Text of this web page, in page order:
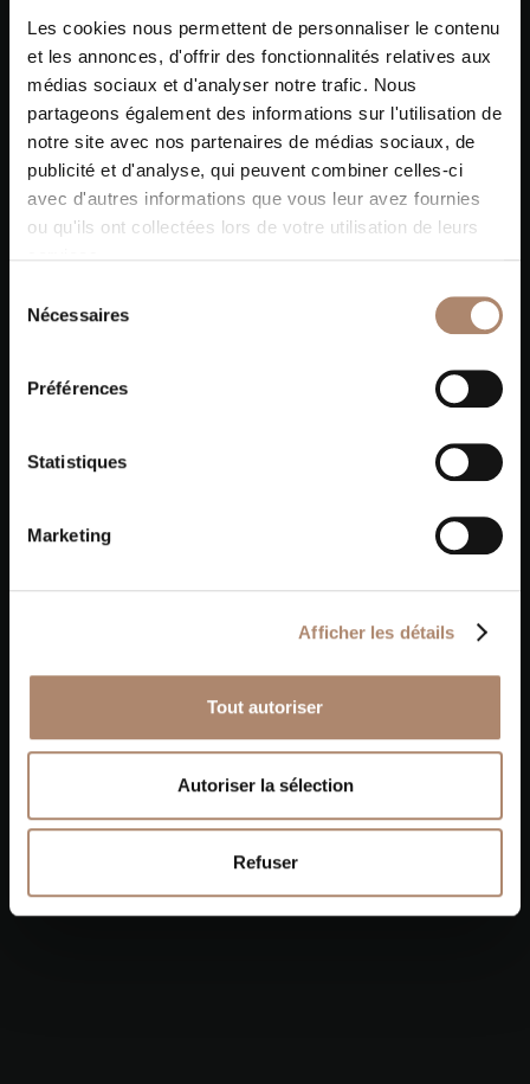
Les cookies nous permettent de personnaliser le contenu
et les annonces, d'offrir des fonctionnalités relatives aux
médias sociaux et d'analyser notre trafic. Nous
partageons également des informations sur l'utilisation de
notre site avec nos partenaires de médias sociaux, de
publicité et d'analyse, qui peuvent combiner celles-ci
avec d'autres informations que vous leur avez fournies
ou qu'ils ont collectées lors de votre utilisation de leurs
Nécessaires
Préférences
Statistiques
Marketing
Afficher les détails
Tout autoriser
Autoriser la sélection
Refuser
Nos autres réalisations